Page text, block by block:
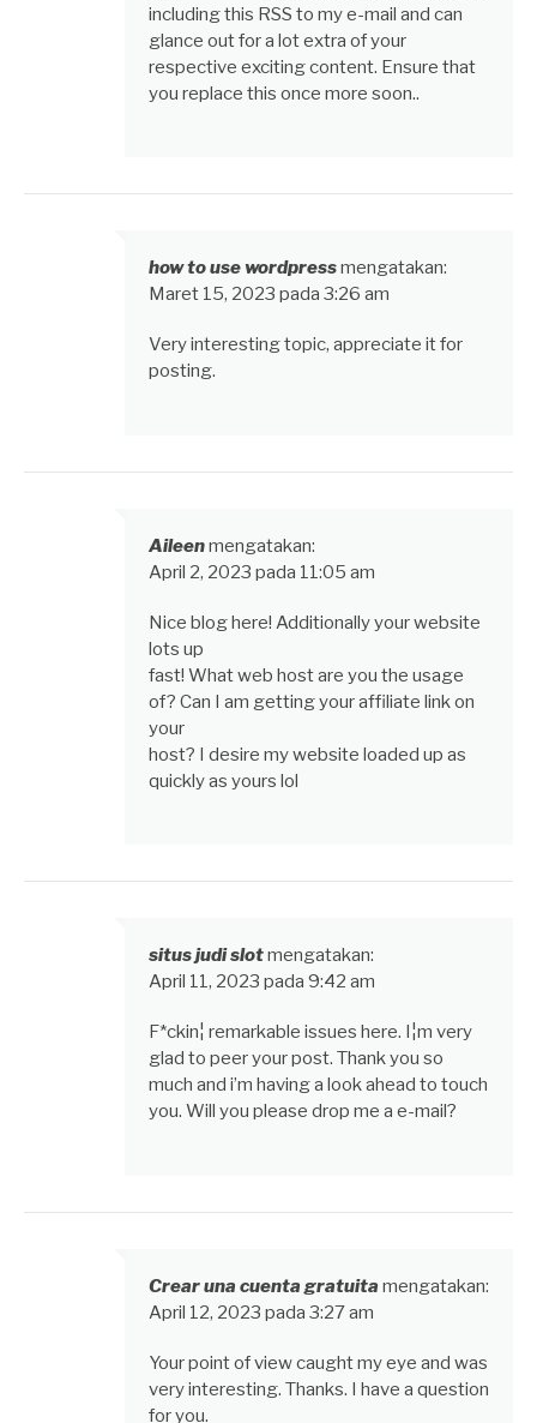
including this RSS to my e-mail and can
glance out for a lot extra of your
respective exciting content. Ensure that
you replace this once more soon..
how to use wordpressmengatakan:
Maret 15, 2023 pada 3:26 am
Very interesting topic, appreciate it for
posting.
Aileenmengatakan:
April 2, 2023 pada 11:05 am
Nice blog here! Additionally your website
lots up
fast! What web host are you the usage
of? Can I am getting your affiliate link on
your
host? I desire my website loaded up as
quickly as yours lol
situs judi slotmengatakan:
April 11, 2023 pada 9:42 am
F*ckin¦ remarkable issues here. I¦m very
glad to peer your post. Thank you so
much and i’m having a look ahead to touch
you. Will you please drop me a e-mail?
Crear una cuenta gratuita mengatakan:
April 12, 2023 pada 3:27 am
Your point of view caught my eye and was
very interesting. Thanks. I have a question
for you.